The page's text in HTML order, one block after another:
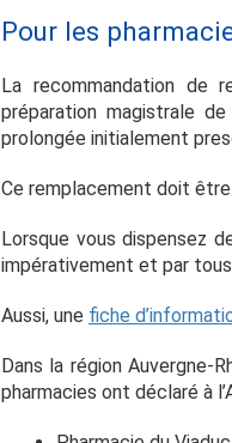
Pour les
La recommandation de
préparation magistrale
prolongée initialement
Ce remplacement doit
Lorsque vous dispensez
impérativement et par
Aussi, une fiche
Dans la région Auvergne-
pharmacies ont déclaré à